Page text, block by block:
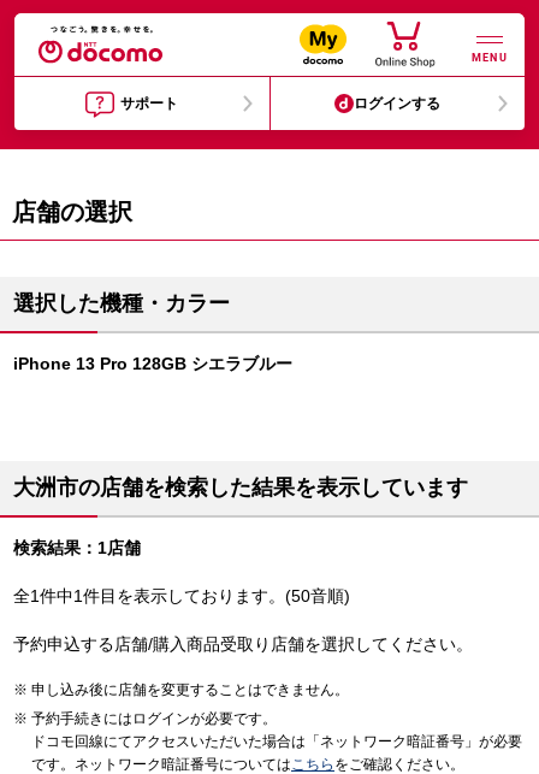
MENU
サポート ログインする
店舗の選択
選択した機種・カラー
iPhone 13 Pro 128GB シエラブルー
大洲市の店舗を検索した結果を表示しています
検索結果：1店舗
全1件中1件目を表示しております。(50音順)
予約申込する店舗/購入商品受取り店舗を選択してください。
申し込み後に店舗を変更することはできません。
予約手続きにはログインが必要です。
ドコモ回線にてアクセスいただいた場合は「ネットワーク暗証番号」が必要
です。ネットワーク暗証番号についてはこちら をご確認ください。